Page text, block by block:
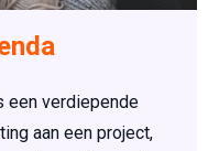
een verdiepende
aan een project,